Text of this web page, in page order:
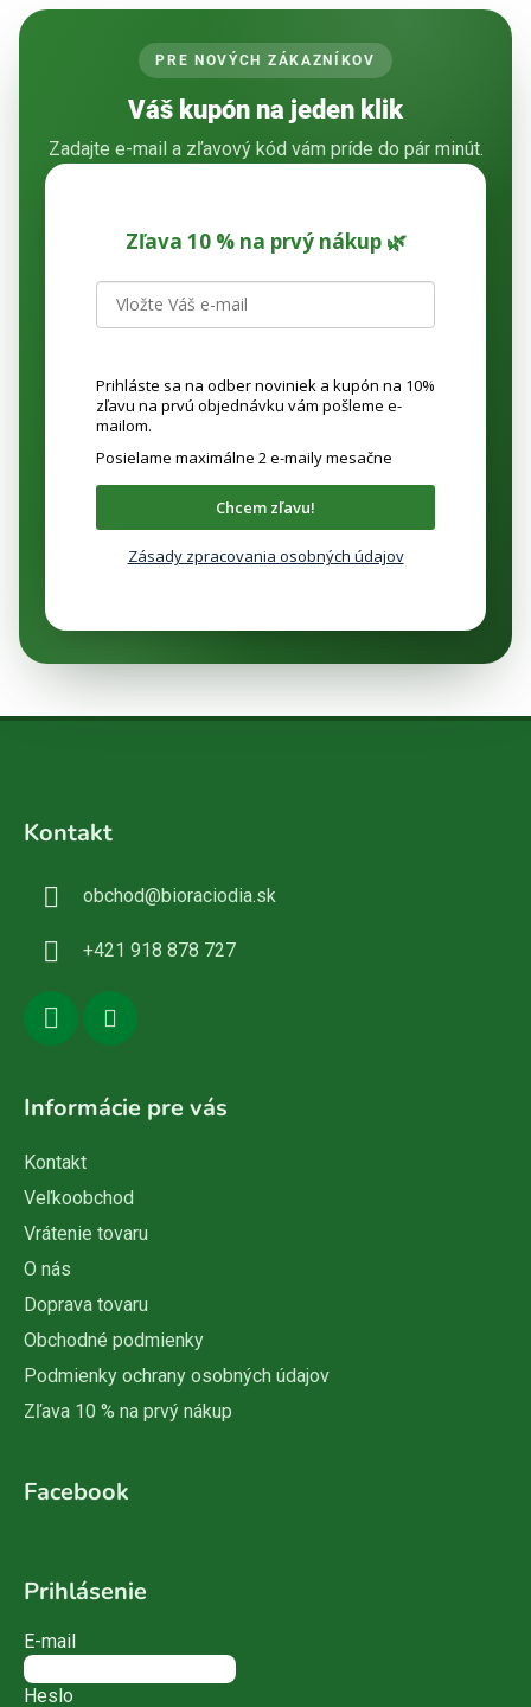
PRE NOVÝCH ZÁKAZNÍKOV
Váš kupón na jeden klik
Zadajte e-mail a zľavový kód vám príde do pár minút.
Zľava 10 % na prvý nákup 🌿
Prihláste sa na odber noviniek a kupón na 10%
zľavu na prvú objednávku vám pošleme e-
mailom.
Posielame maximálne 2 e-maily mesačne
Chcem zľavu!
Zásady zpracovania osobných údajov
Kontakt
obchod@bioraciodia.sk
+421 918 878 727
Informácie pre vás
Kontakt
Veľkoobchod
Vrátenie tovaru
O nás
Doprava tovaru
Obchodné podmienky
Podmienky ochrany osobných údajov
Zľava 10 % na prvý nákup
Facebook
Prihlásenie
E-mail
Heslo